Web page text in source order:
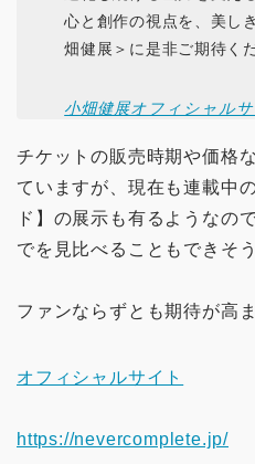
心と創作の視点を、美し
畑健展＞に是非ご期待く
小畑健展オフィシャルサ
チケットの販売時期や価格
ていますが、現在も連載中
ド】の展示も有るようなの
でを見比べることもできそう
ファンならずとも期待が高
オフィシャルサイト
https://nevercomplete.jp/